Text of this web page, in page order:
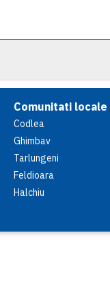
Comunitati locale
Codlea
Ghimbav
Tarlungeni
Feldioara
Halchiu